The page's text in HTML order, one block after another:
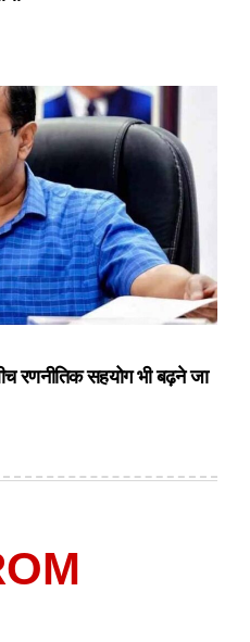
रणनीतिक सहयोग भी बढ़ने जा